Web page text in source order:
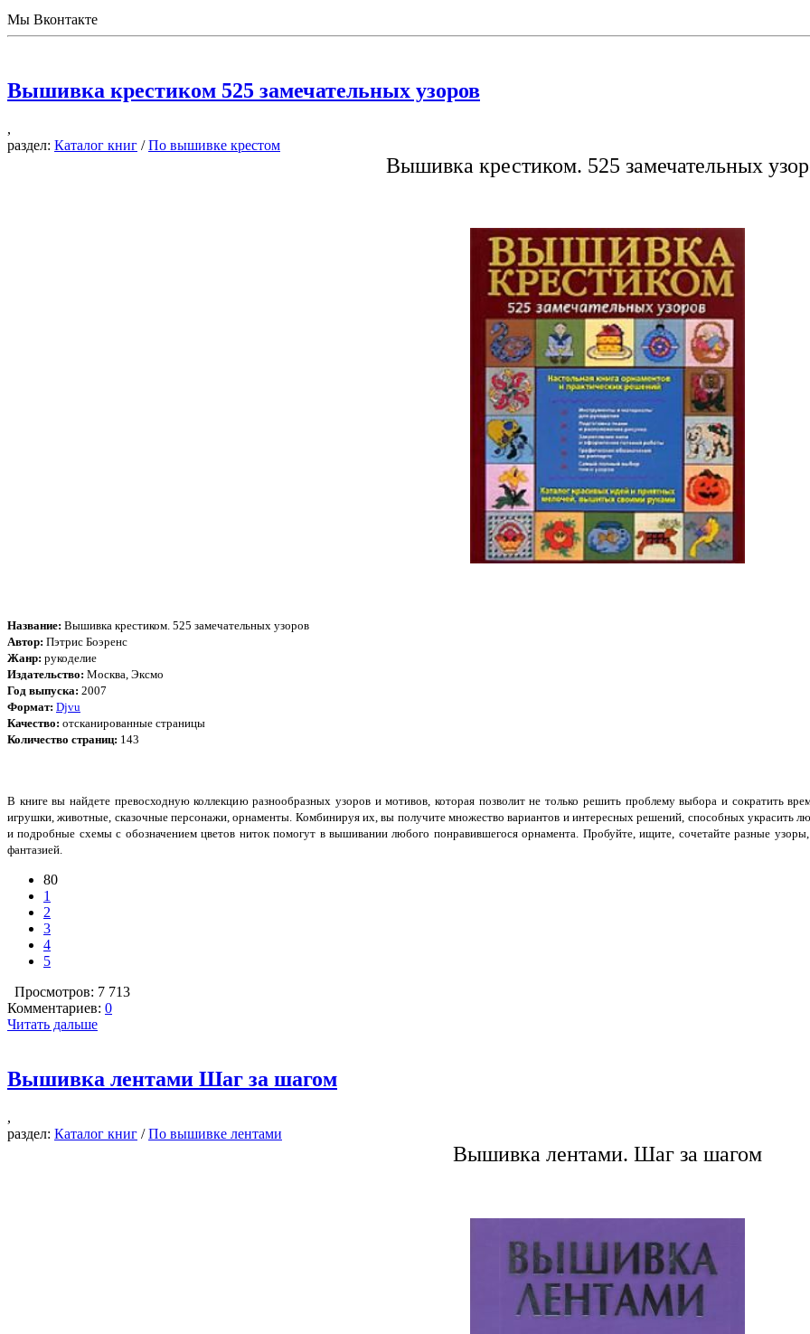
Мы Вконтакте
Вышивка крестиком 525 замечательных узоров
,
раздел: Каталог книг /По вышивке крестом
Вышивка крестиком. 525 замечательных
Название: Вышивка крестиком. 525 замечательных узоров
Автор: Пэтрис Боэренс
Жанр: рукоделие
Издательство: Москва, Эксмо
Год выпуска: 2007
Формат: Djvu
Качество: отсканированные страницы
Количество страниц: 143
В книге вы найдете превосходную коллекцию разнообразных узоров и мотивов, которая позволит не только решить проблему выбора и сократить
игрушки, животные, сказочные персонажи, орнаменты. Комбинируя их, вы получите множество вариантов и интересных решений, способных украсить
и подробные схемы с обозначением цветов ниток помогут в вышивании любого понравившегося орнамента. Пробуйте, ищите, сочетайте разные
фантазией.
80
1
2
3
4
5
Просмотров: 7 713
Комментариев: 0
Читать дальше
Вышивка лентами Шаг за шагом
,
раздел: Каталог книг /По вышивке лентами
Вышивка лентами. Шаг за шагом